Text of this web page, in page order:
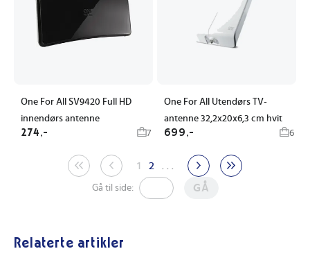
One For All SV9420 Full HD
innendørs antenne
274,- 7
One For All Utendørs TV-
antenne 32,2x20x6,3 cm hvit
699,- 6
1 2
Gå til side: GÅ
Relaterte artikler